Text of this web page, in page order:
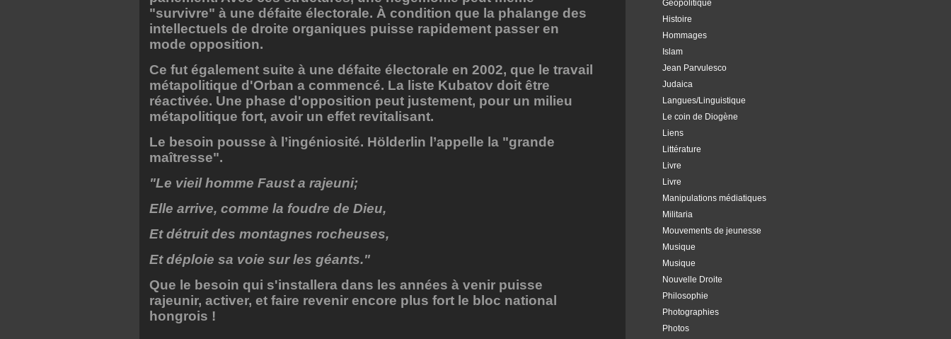
Géopolitique
Histoire
Hommages
Islam
Jean Parvulesco
Judaica
Langues/Linguistique
Le coin de Diogène
Liens
Littérature
Livre
Livre
Manipulations médiatiques
Militaria
Mouvements de jeunesse
Musique
Musique
Nouvelle Droite
Philosophie
Photographies
Photos
"survivre" à une défaite électorale. À condition que la phalange des
intellectuels de droite organiques puisse rapidement passer en
mode opposition.
Ce fut également suite à une défaite électorale en 2002, que le travail
métapolitique d'Orban a commencé. La liste Kubatov doit être
réactivée. Une phase d'opposition peut justement, pour un milieu
métapolitique fort, avoir un effet revitalisant.
Le besoin pousse à l’ingéniosité. Hölderlin l’appelle la "grande
maîtresse".
"Le vieil homme Faust a rajeuni;
Elle arrive, comme la foudre de Dieu,
Et détruit des montagnes rocheuses,
Et déploie sa voie sur les géants."
Que le besoin qui s'installera dans les années à venir puisse
rajeunir, activer, et faire revenir encore plus fort le bloc national
hongrois !